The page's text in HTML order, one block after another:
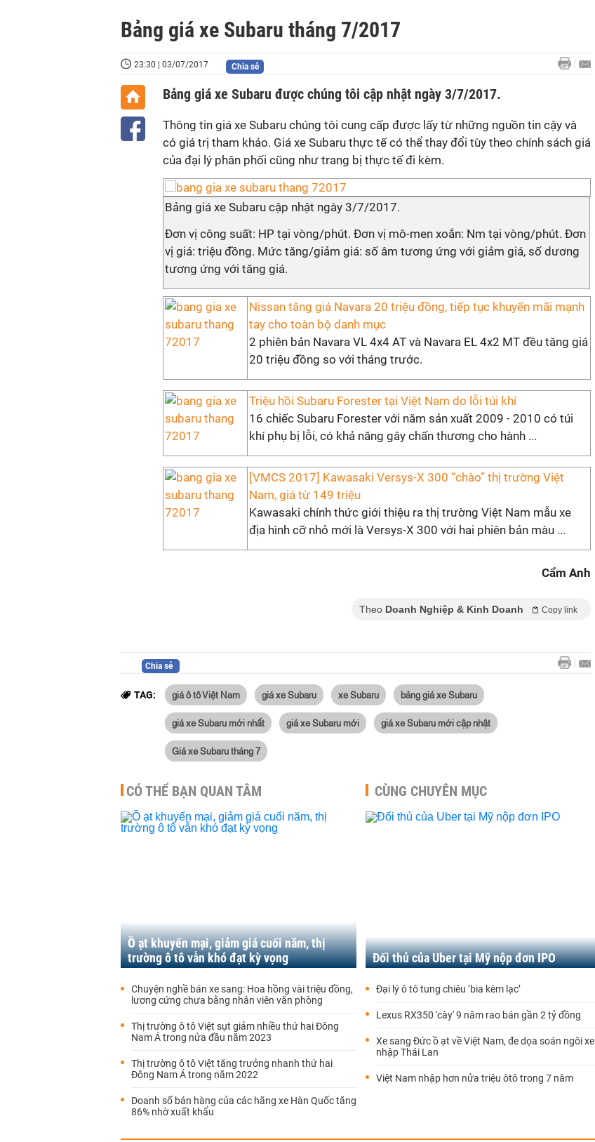
Bảng giá xe Subaru tháng 7/2017
23:30 | 03/07/2017 Chia sẻ
Bảng giá xe Subaru được chúng tôi cập nhật ngày 3/7/2017.
Thông tin giá xe Subaru chúng tôi cung cấp được lấy từ những nguồn tin cậy và
có giá trị tham khảo. Giá xe Subaru thực tế có thể thay đổi tùy theo chính sách giá
của đại lý phân phối cũng như trang bị thực tế đi kèm.
Bảng giá xe Subaru cập nhật ngày 3/7/2017.
Đơn vị công suất: HP tại vòng/phút. Đơn vị mô-men xoắn: Nm tại vòng/phút. Đơn
vị giá: triệu đồng. Mức tăng/giảm giá: số âm tương ứng với giảm giá, số dương
tương ứng với tăng giá.
Nissan tăng giá Navara 20 triệu đồng, tiếp tục khuyến mãi mạnh
tay cho toàn bộ danh mục
2 phiên bản Navara VL 4x4 AT và Navara EL 4x2 MT đều tăng giá
20 triệu đồng so với tháng trước.
Triệu hồi Subaru Forester tại Việt Nam do lỗi túi khí
16 chiếc Subaru Forester với năm sản xuất 2009 - 2010 có túi
khí phụ bị lỗi, có khả năng gây chấn thương cho hành ...
[VMCS 2017] Kawasaki Versys-X 300 “chào” thị trường Việt
Nam, giá từ 149 triệu
Kawasaki chính thức giới thiệu ra thị trường Việt Nam mẫu xe
địa hình cỡ nhỏ mới là Versys-X 300 với hai phiên bản màu ...
Cẩm Anh
Theo Doanh Nghiệp & Kinh Doanh Copy link
Chia sẻ
TAG: giá ô tô Việt Nam giá xe Subaru xe Subaru bảng giá xe Subaru
giá xe Subaru mới nhất giá xe Subaru mới giá xe Subaru mới cập nhật
Giá xe Subaru tháng 7
CÓ THỂ BẠN QUAN TÂM
Ồ ạt khuyến mại, giảm giá cuối năm, thị
trường ô tô vẫn khó đạt kỳ vọng
Chuyện nghề bán xe sang: Hoa hồng vài triệu đồng,
lương cứng chưa bằng nhân viên văn phòng
Thị trường ô tô Việt sụt giảm nhiều thứ hai Đông
Nam Á trong nửa đầu năm 2023
Thị trường ô tô Việt tăng trưởng nhanh thứ hai
Đông Nam Á trong năm 2022
Doanh số bán hàng của các hãng xe Hàn Quốc tăng
86% nhờ xuất khẩu
CÙNG CHUYÊN MỤC
Đối thủ của Uber tại Mỹ nộp đơn IPO
Đại lý ô tô tung chiêu ‘bia kèm lạc’
Lexus RX350 'cày' 9 năm rao bán gần 2 tỷ đồng
Xe sang Đức ồ ạt về Việt Nam, đe dọa soán ngôi xe
nhập Thái Lan
Việt Nam nhập hơn nửa triệu ôtô trong 7 năm